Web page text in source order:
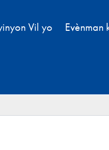
Vil yo Evènman